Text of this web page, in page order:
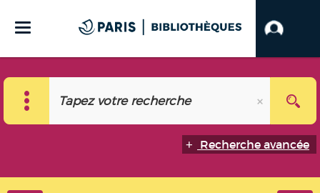
Recherche avancée